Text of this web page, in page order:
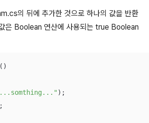
의 뒤에 추가한 것으로 하나의 값을 반환
은 Boolean 연산에 사용되는 true Boolean
( )
);
;